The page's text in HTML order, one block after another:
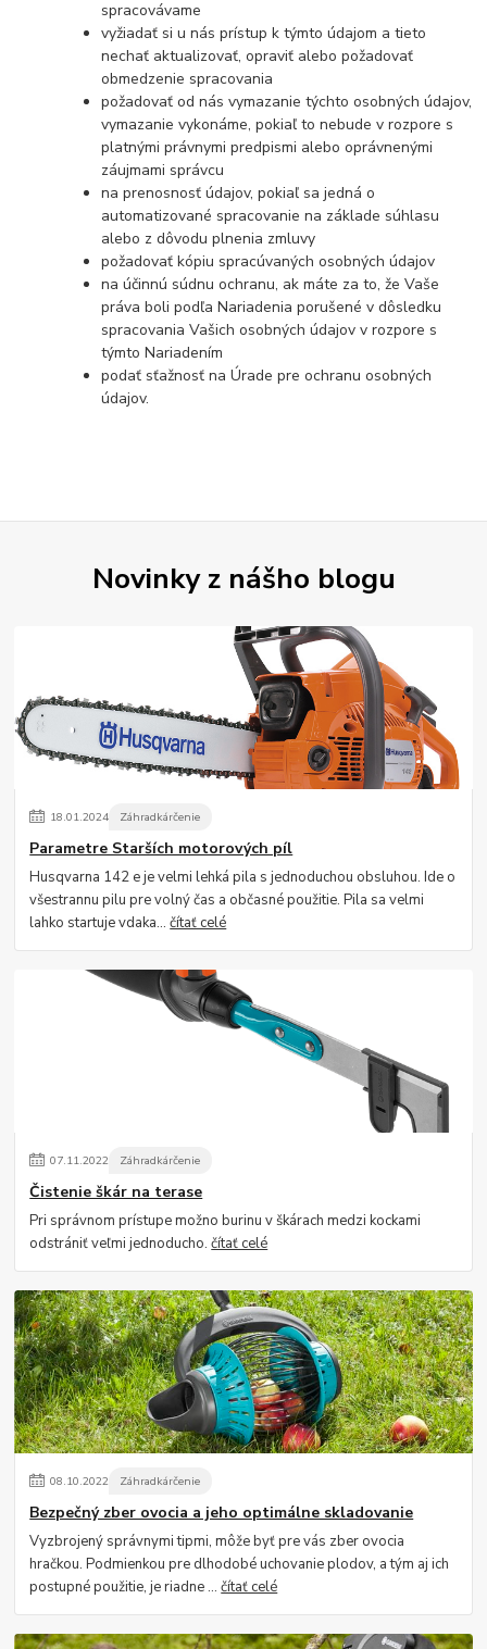
spracovávame
vyžiadať si u nás prístup k týmto údajom a tieto
nechať aktualizovať, opraviť alebo požadovať
obmedzenie spracovania
požadovať od nás vymazanie týchto osobných údajov,
vymazanie vykonáme, pokiaľ to nebude v rozpore s
platnými právnymi predpismi alebo oprávnenými
záujmami správcu
na prenosnosť údajov, pokiaľ sa jedná o
automatizované spracovanie na základe súhlasu
alebo z dôvodu plnenia zmluvy
požadovať kópiu spracúvaných osobných údajov
na účinnú súdnu ochranu, ak máte za to, že Vaše
práva boli podľa Nariadenia porušené v dôsledku
spracovania Vašich osobných údajov v rozpore s
týmto Nariadením
podať sťažnosť na Úrade pre ochranu osobných
údajov.
Novinky z nášho blogu
18.01.2024 Záhradkárčenie
Parametre Starších motorových píl
Husqvarna 142 e je velmi lehká pila s jednoduchou obsluhou. Ide o
všestrannu pilu pre volný čas a občasné použitie. Pila sa velmi
lahko startuje vdaka...čítať celé
07.11.2022 Záhradkárčenie
Čistenie škár na terase
Pri správnom prístupe možno burinu v škárach medzi kockami
odstrániť veľmi jednoducho.čítať celé
08.10.2022 Záhradkárčenie
Bezpečný zber ovocia a jeho optimálne skladovanie
Vyzbrojený správnymi tipmi, môže byť pre vás zber ovocia
hračkou. Podmienkou pre dlhodobé uchovanie plodov, a tým aj ich
postupné použitie, je riadne ...čítať celé